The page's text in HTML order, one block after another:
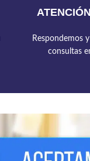
Respondemos
consultas